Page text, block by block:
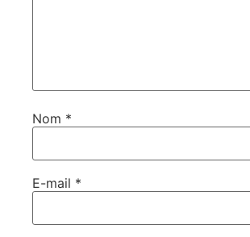
Nom *
E-mail *